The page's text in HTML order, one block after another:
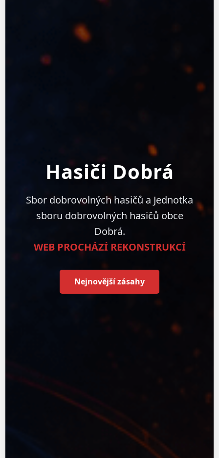
Hasiči Dobrá
Sbor dobrovolných hasičů a Jednotka
sboru dobrovolných hasičů obce
Dobrá.
WEB PROCHÁZÍ REKONSTRUKCÍ
Nejnovější zásahy